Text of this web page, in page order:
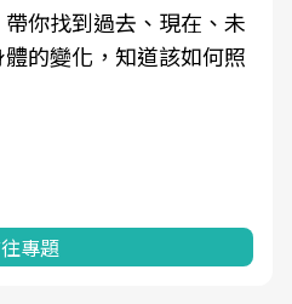
你找到過去、現在、未
的變化，知道該如何照
專題